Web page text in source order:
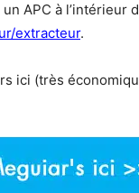
APC à
extracteur.
ici (très